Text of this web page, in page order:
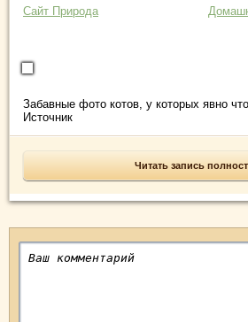
Сайт Природа
Забавные фото котов, у которых явно
Источник
Читать запись